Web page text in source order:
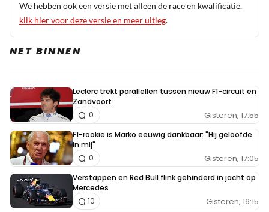
We hebben ook een versie met alleen de race en kwalificatie.
klik hier voor deze versie en meer uitleg.
NET BINNEN
Leclerc trekt parallellen tussen nieuw F1-circuit en
Zandvoort
Gisteren, 17:55
0
F1-rookie is Marko eeuwig dankbaar: "Hij geloofde
in mij"
Gisteren, 17:05
0
Verstappen en Red Bull flink gehinderd in jacht op
Mercedes
Gisteren, 16:15
10